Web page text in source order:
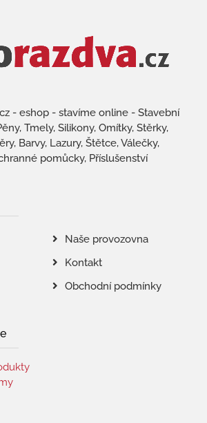
- eshop - stavíme online - Stavební
Tmely, Silikony, Omítky, Stěrky,
Barvy, Lazury, Štětce, Válečky,
pomůcky, Příslušenství
Naše provozovna
Kontakt
Obchodní podmínky